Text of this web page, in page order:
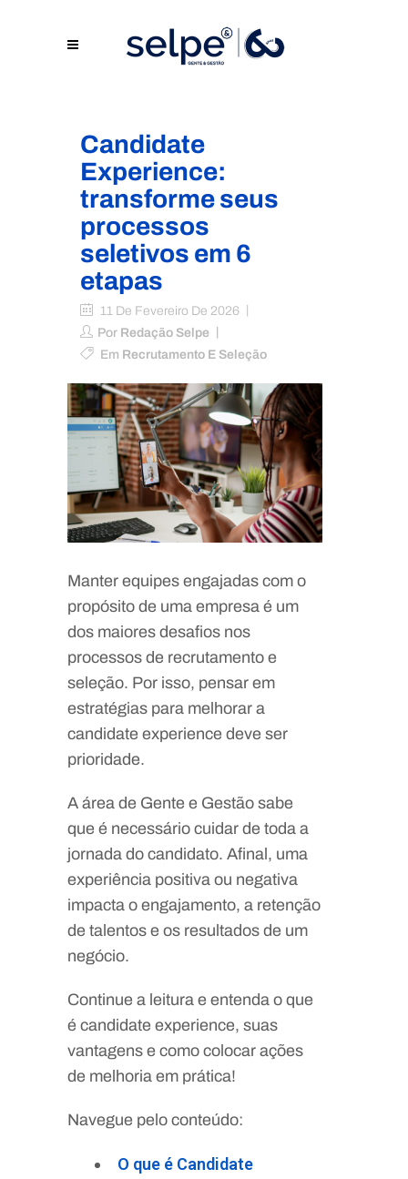
Candidate
Experience:
transforme seus
processos
seletivos em 6
etapas
11 De Fevereiro De 2026
Por Redação Selpe
Em Recrutamento E Seleção
Manter equipes engajadas com o
propósito de uma empresa é um
dos maiores desafios nos
processos de recrutamento e
seleção. Por isso, pensar em
estratégias para melhorar a
candidate experience deve ser
prioridade.
A área de Gente e Gestão sabe
que é necessário cuidar de toda a
jornada do candidato. Afinal, uma
experiência positiva ou negativa
impacta o engajamento, a retenção
de talentos e os resultados de um
negócio.
Continue a leitura e entenda o que
é candidate experience, suas
vantagens e como colocar ações
de melhoria em prática!
Navegue pelo conteúdo:
O que é Candidate